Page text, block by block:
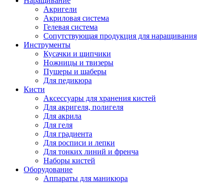
Акригели
Акриловая система
Гелевая система
Сопутствующая продукция для наращивания
Инструменты
Кусачки и щипчики
Ножницы и твизеры
Пушеры и шаберы
Для педикюра
Кисти
Аксессуары для хранения кистей
Для акригеля, полигеля
Для акрила
Для геля
Для градиента
Для росписи и лепки
Для тонких линий и френча
Наборы кистей
Оборудование
Аппараты для маникюра